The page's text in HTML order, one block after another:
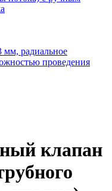
мм, радиальное
проведения
клапан